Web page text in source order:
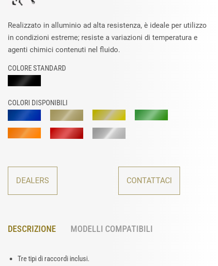
Realizzato in alluminio ad alta resistenza, è ideale per utilizzo
in condizioni estreme; resiste a variazioni di temperatura e
agenti chimici contenuti nel fluido.
COLORE STANDARD
COLORI DISPONIBILI
DEALERS CONTATTACI
DESCRIZIONE MODELLI COMPATIBILI
Tre tipi di raccordi inclusi.